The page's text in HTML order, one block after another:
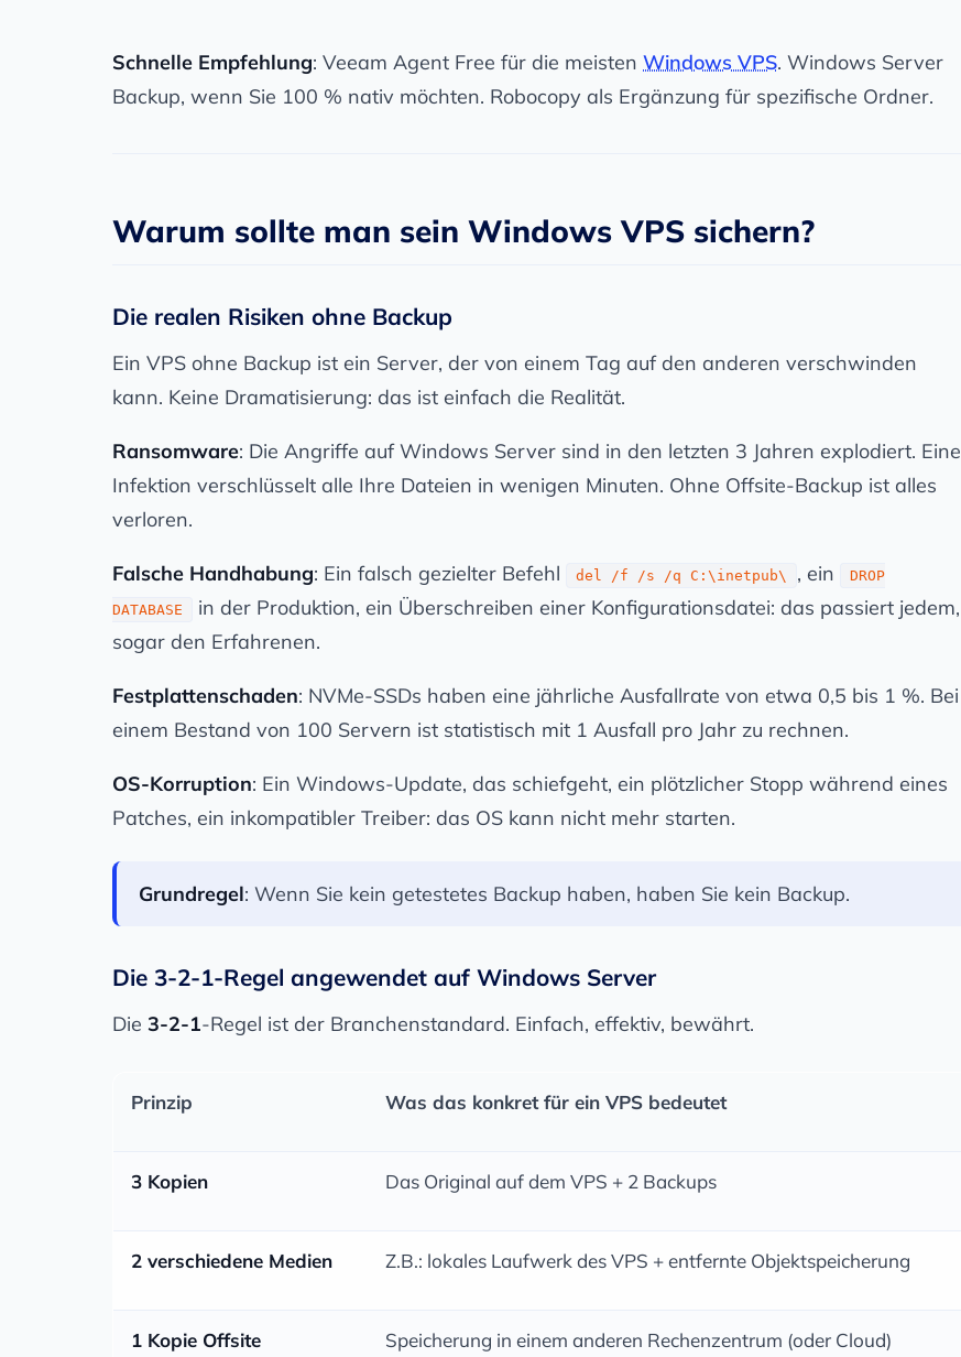
Schnelle Empfehlung: Veeam Agent Free für die meisten Windows VPS. Windows Server
Backup, wenn Sie 100 % nativ möchten. Robocopy als Ergänzung für spezifische Ordner.
Warum sollte man sein Windows VPS sichern?
Die realen Risiken ohne Backup
Ein VPS ohne Backup ist ein Server, der von einem Tag auf den anderen verschwinden
kann. Keine Dramatisierung: das ist einfach die Realität.
Ransomware: Die Angriffe auf Windows Server sind in den letzten 3 Jahren explodiert. Eine
Infektion verschlüsselt alle Ihre Dateien in wenigen Minuten. Ohne Offsite-Backup ist alles
verloren.
Falsche Handhabung: Ein falsch gezielter Befehl del /f /s /q C:\inetpub\ , ein DROP
DATABASE
in der Produktion, ein Überschreiben einer Konfigurationsdatei: das passiert jedem,
sogar den Erfahrenen.
Festplattenschaden: NVMe-SSDs haben eine jährliche Ausfallrate von etwa 0,5 bis 1 %. Bei
einem Bestand von 100 Servern ist statistisch mit 1 Ausfall pro Jahr zu rechnen.
OS-Korruption: Ein Windows-Update, das schiefgeht, ein plötzlicher Stopp während eines
Patches, ein inkompatibler Treiber: das OS kann nicht mehr starten.
Grundregel: Wenn Sie kein getestetes Backup haben, haben Sie kein Backup.
Die 3-2-1-Regel angewendet auf Windows Server
Die 3-2-1-Regel ist der Branchenstandard. Einfach, effektiv, bewährt.
Prinzip Was das konkret für ein VPS bedeutet
3 Kopien Das Original auf dem VPS + 2 Backups
2 verschiedene Medien Z.B.: lokales Laufwerk des VPS + entfernte Objektspeicherung
1 Kopie Offsite Speicherung in einem anderen Rechenzentrum (oder Cloud)